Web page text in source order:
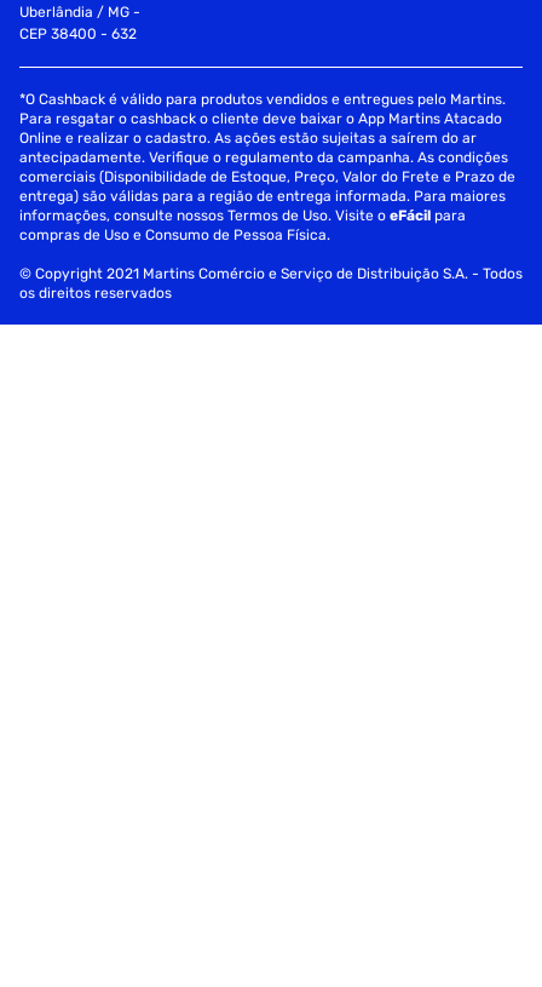
Uberlândia / MG -
CEP 38400 - 632
*O Cashback é válido para produtos vendidos e entregues pelo Martins.
Para resgatar o cashback o cliente deve baixar o App Martins Atacado
Online e realizar o cadastro. As ações estão sujeitas a saírem do ar
antecipadamente. Verifique o regulamento da campanha. As condições
comerciais (Disponibilidade de Estoque, Preço, Valor do Frete e Prazo de
entrega) são válidas para a região de entrega informada. Para maiores
informações, consulte nossos Termos de Uso. Visite oeFácil para
compras de Uso e Consumo de Pessoa Física.
© Copyright 2021 Martins Comércio e Serviço de Distribuição S.A. - Todos
os direitos reservados